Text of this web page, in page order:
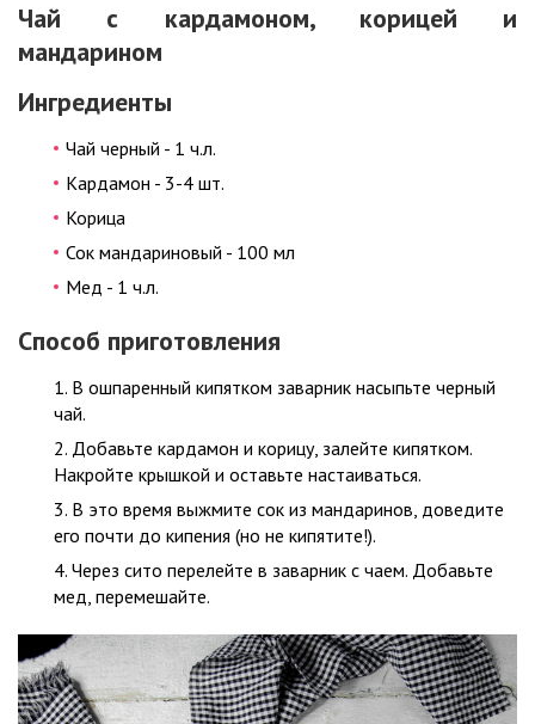
Чай с кардамоном, корицей и
мандарином
Ингредиенты
Чай черный - 1 ч.л.
Кардамон - 3-4 шт.
Корица
Сок мандариновый - 100 мл
Мед - 1 ч.л.
Способ приготовления
В ошпаренный кипятком заварник насыпьте черный
чай.
Добавьте кардамон и корицу, залейте кипятком.
Накройте крышкой и оставьте настаиваться.
В это время выжмите сок из мандаринов, доведите
его почти до кипения (но не кипятите!).
Через сито перелейте в заварник с чаем. Добавьте
мед, перемешайте.